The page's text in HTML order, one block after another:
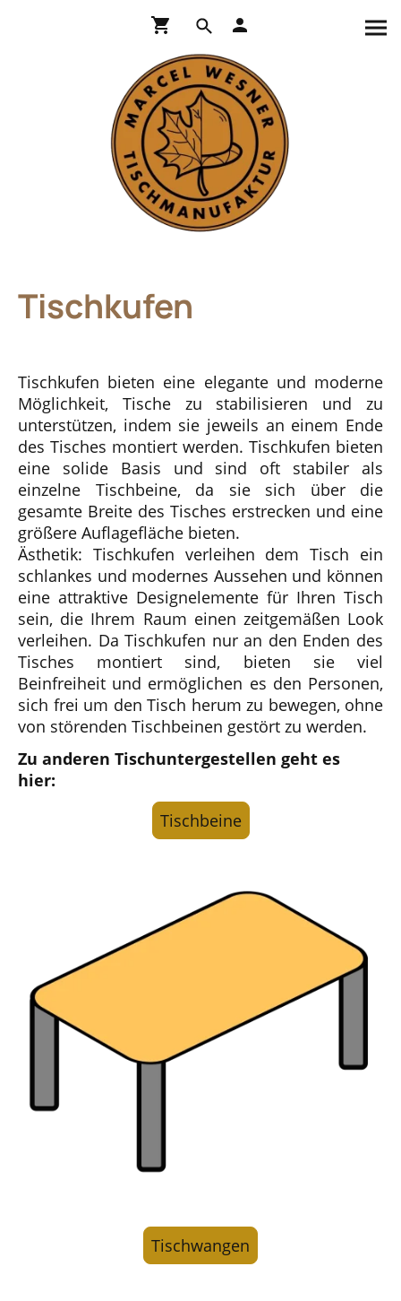
Tischkufen
Tischkufen bieten eine elegante und moderne
Möglichkeit, Tische zu stabilisieren und zu
unterstützen, indem sie jeweils an einem Ende
des Tisches montiert werden. Tischkufen bieten
eine solide Basis und sind oft stabiler als
einzelne Tischbeine, da sie sich über die
gesamte Breite des Tisches erstrecken und eine
größere Auflagefläche bieten.
Ästhetik: Tischkufen verleihen dem Tisch ein
schlankes und modernes Aussehen und können
eine attraktive Designelemente für Ihren Tisch
sein, die Ihrem Raum einen zeitgemäßen Look
verleihen. Da Tischkufen nur an den Enden des
Tisches montiert sind, bieten sie viel
Beinfreiheit und ermöglichen es den Personen,
sich frei um den Tisch herum zu bewegen, ohne
von störenden Tischbeinen gestört zu werden.
Zu anderen Tischuntergestellen geht es
hier:
Tischbeine
Tischwangen